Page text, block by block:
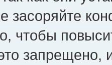
засоряйте
чтобы
запрещено,